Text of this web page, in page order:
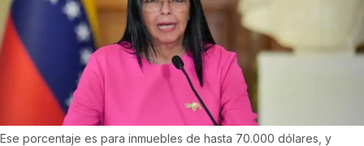
Ese porcentaje es para inmuebles de hasta 70.000 dólares, y